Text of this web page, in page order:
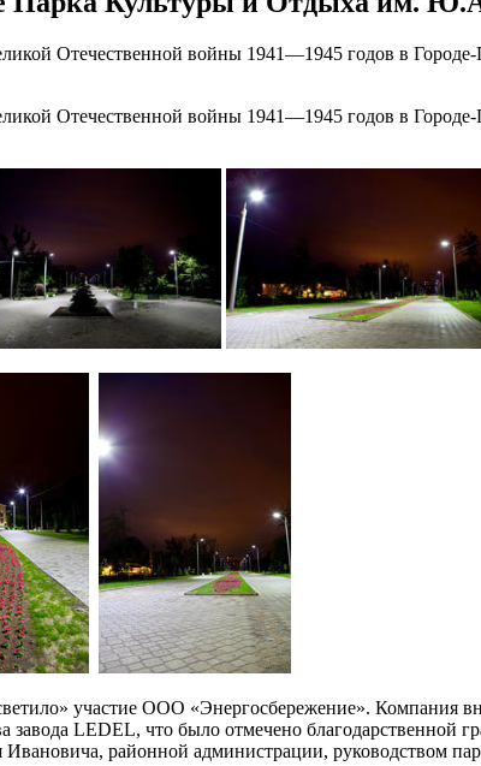
Отечественной войны 1941—1945 годов в
Отечественной войны 1941—1945 годов в
участие ООО «Энергосбережение». Компания
завода LEDEL, что было отмечено
Ивановича, районной администрации, руководством